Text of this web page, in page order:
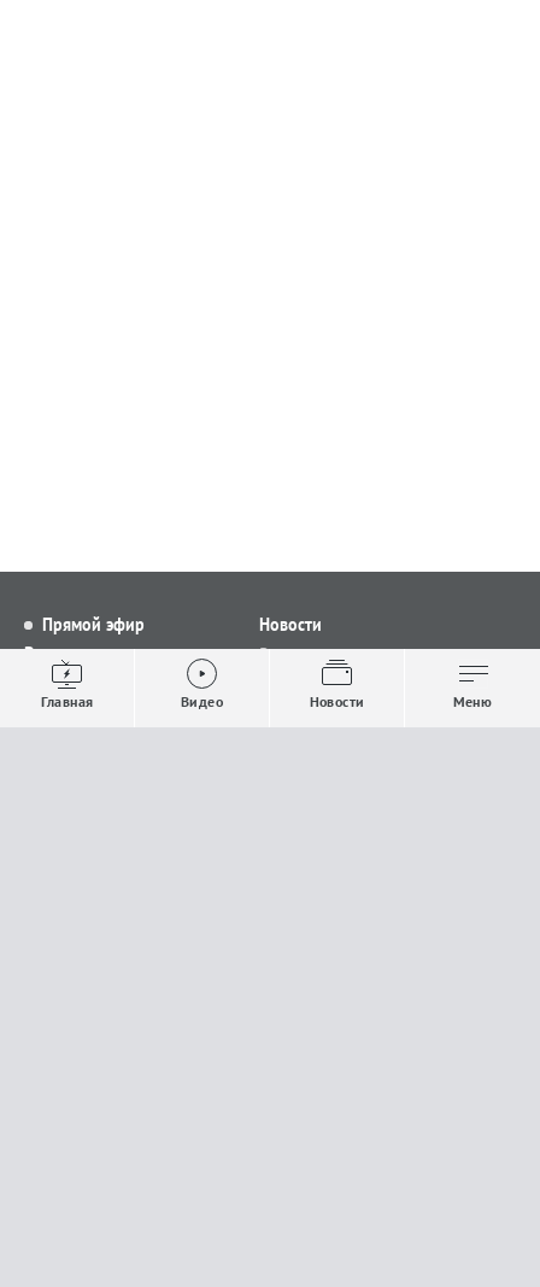
Прямой эфир
Видео
Выпуски новостей
Проекты
Новости
Все новости
Общество
Строительство и ЖКХ
Главная Видео Новости Меню